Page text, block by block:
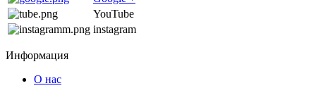
YouTube
instagram
Информация
О нас